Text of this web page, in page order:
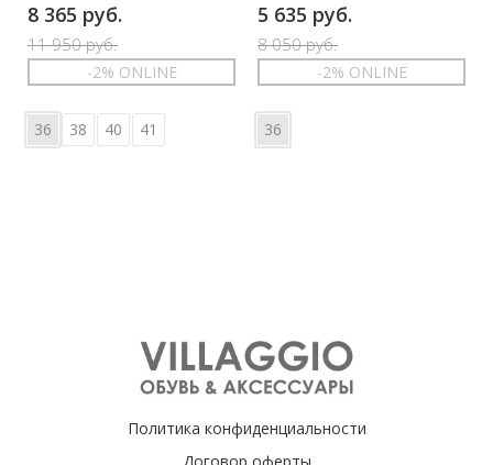
8 365 руб.
11 950 руб.
-2% ONLINE
36 38 40 41
5 635 руб.
8 050 руб.
-2% ONLINE
36
Политика конфиденциальности